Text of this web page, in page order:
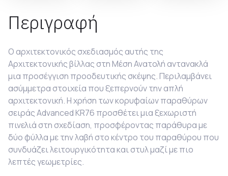
Περιγραφή
Ο αρχιτεκτονικός σχεδιασμός αυτής της
Αρχιτεκτονικής βίλλας στη Μέση Ανατολή αντανακλά
μια προσέγγιση προοδευτικής σκέψης. Περιλαμβάνει
ασύμμετρα στοιχεία που ξεπερνούν την απλή
αρχιτεκτονική. Η χρήση των κορυφαίων παραθύρων
σειράςAdvanced KR76 προσθέτει μια ξεχωριστή
πινελιά στη σχεδίαση, προσφέροντας παράθυρα με
δύο φύλλα με την λαβή στο κέντρο του παραθύρου που
συνδυάζει λειτουργικότητα και στυλ μαζί με πιο
λεπτές γεωμετρίες.